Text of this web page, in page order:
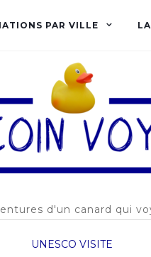
PAR VILLE
d'un canard qui
UNESCO VISITE